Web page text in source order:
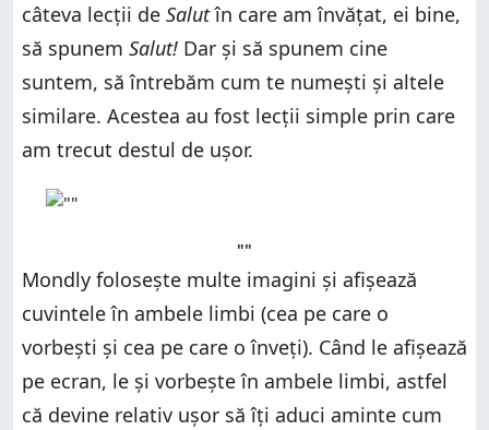
câteva lecții de Salutîn care am învățat, ei bine,
să spunem Salut! Dar și să spunem cine
suntem, să întrebăm cum te numești și altele
similare. Acestea au fost lecții simple prin care
am trecut destul de ușor.
""
Mondly folosește multe imagini și afișează
cuvintele în ambele limbi (cea pe care o
vorbești și cea pe care o înveți). Când le afișează
pe ecran, le și vorbește în ambele limbi, astfel
că devine relativ ușor să îți aduci aminte cum